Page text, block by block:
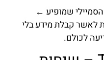
שמופיע ←
לאשר קבלת מידע בלי
לכולם.